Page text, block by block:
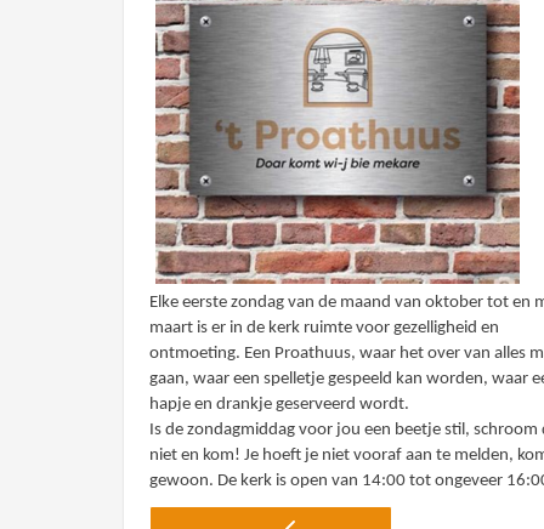
Elke eerste zondag van de maand van oktober tot en
maart is er in de kerk ruimte voor gezelligheid en
ontmoeting. Een Proathuus, waar het over van alles
gaan, waar een spelletje gespeeld kan worden, waar
hapje en drankje geserveerd wordt.
Is de zondagmiddag voor jou een beetje stil, schroom
niet en kom! Je hoeft je niet vooraf aan te melden,
gewoon. De kerk is open van 14:00 tot ongeveer